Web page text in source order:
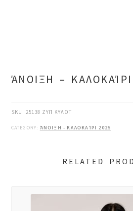
ΆΝΟΙΞΗ –
SKU: 25138 ΖΥΠ ΚΥΛΟΤ
CATEGORY: ΆΝΟΙΞΗ - ΚΑΛΟΚΑΊΡΙ 2025
RELATED